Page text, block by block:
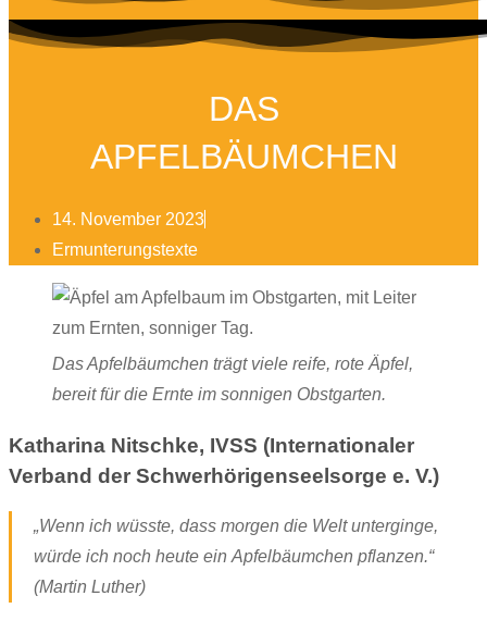
DAS
APFELBÄUMCHEN
14. November 2023
Ermunterungstexte
Das Apfelbäumchen trägt viele reife, rote Äpfel,
bereit für die Ernte im sonnigen Obstgarten.
Katharina Nitschke, IVSS (Internationaler
Verband der Schwerhörigenseelsorge e. V.)
„Wenn ich wüsste, dass morgen die Welt unterginge,
würde ich noch heute ein Apfelbäumchen pflanzen.“
(Martin Luther)